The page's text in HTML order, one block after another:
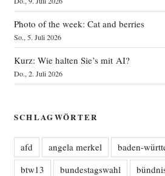
Photo of the week: Cat and berries
So., 5. Juli 2026
Kurz: Wie halten Sie’s mit AI?
Do., 2. Juli 2026
SCHLAGWÖRTER
afd angela merkel baden-
btw13
bundestagswahl